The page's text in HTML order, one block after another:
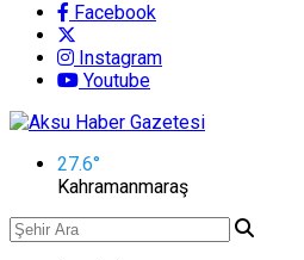
Facebook
Instagram
Youtube
27.6°
Kahramanmaraş